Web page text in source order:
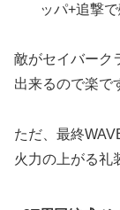
ッパ+追撃で
敵がセイバーク
出来るので楽で
ただ、最終
火力の上がる礼